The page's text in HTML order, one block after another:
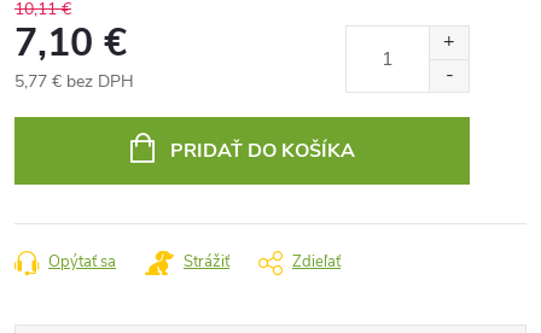
10,11 €
7,10 €
5,77 € bez DPH
PRIDAŤ DO KOŠÍKA
Opýtať sa Strážiť Zdieľať